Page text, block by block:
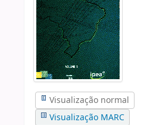
Visualização normal
Visualização MARC